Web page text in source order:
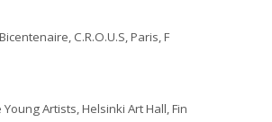
C.R.O.U.S, Paris, F
Artists, Helsinki Art Hall, Fin